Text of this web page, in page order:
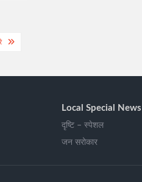
Local Special News
दृष्टि – स्पेशल
जन सरोकार